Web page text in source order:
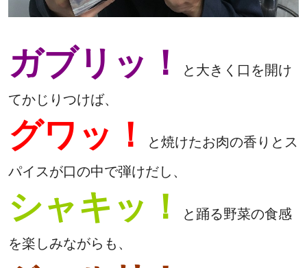
ガブリッ！
と大きく口を開け
てかじりつけば、
グワッ！
と焼けたお肉の香りとス
パイスが口の中で弾けだし、
シャキッ！
と踊る野菜の食感
を楽しみながらも、